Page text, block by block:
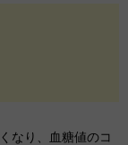
なり、血糖値のコ